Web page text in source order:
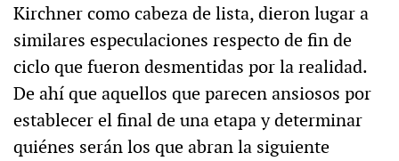
Kirchner como cabeza de lista, dieron lugar a
similares especulaciones respecto de fin de
ciclo que fueron desmentidas por la realidad.
De ahí que aquellos que parecen ansiosos por
establecer el final de una etapa y determinar
quiénes serán los que abran la siguiente